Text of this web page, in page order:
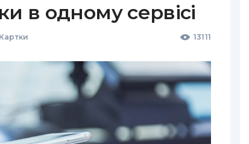
в одному сервісі
13111